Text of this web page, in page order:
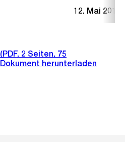
12. Mai 2010
(PDF, 2 Seiten, 75
Dokument herunterladen